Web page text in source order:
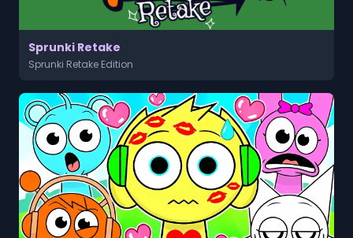
Sprunki Retake
Sprunki Retake Edition